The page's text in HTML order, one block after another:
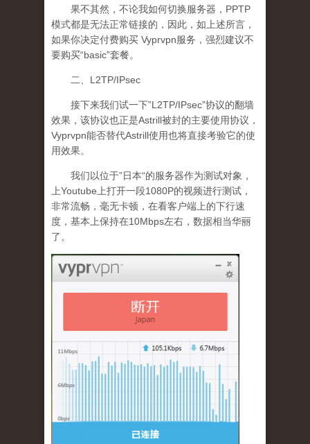
果不其然，不论我如何切换服务器，PPTP
模式都是无法正常链接的，因此，如上述所言，
如果你决定付费购买 Vyprvpn服务，强烈建议不
要购买“basic”套餐。
二、L2TP/IPsec
接下来我们试一下”L2TP/IPsec”协议的翻墙
效果，该协议也正是Astrill被封的主要使用协议，
Vyprvpn能否替代Astrill使用也将直接考验它的使
用效果。
我们以位于”日本“的服务器作为测试对象，
上Youtube上打开一段1080P的视频进行测试，
非常流畅，毫无卡顿，在看客户端上的下行速
度，基本上保持在10Mbps左右，数据相当华丽
了。